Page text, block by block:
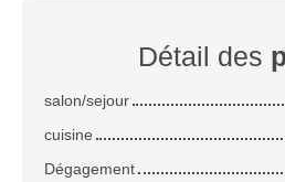
Détail des
salon/sejour
cuisine
Dégagement